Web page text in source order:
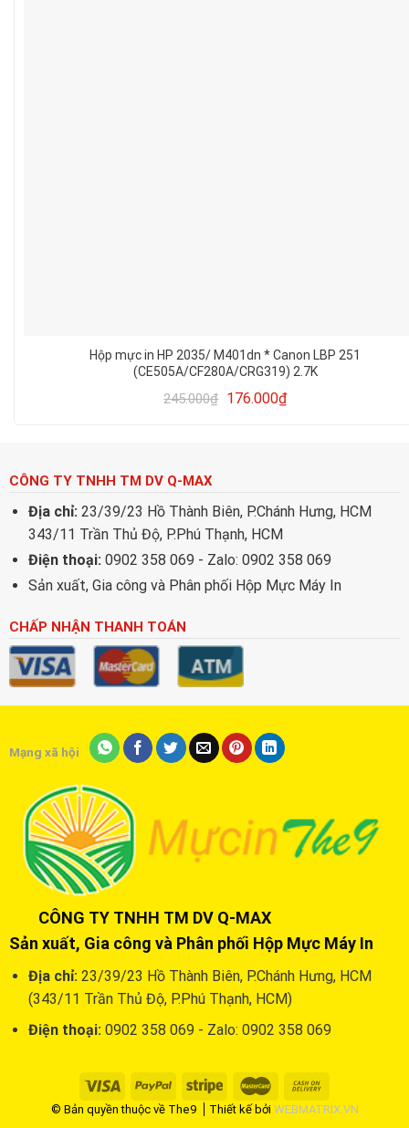
Hộp mực in HP 2035/ M401dn * Canon LBP 251
(CE505A/CF280A/CRG319) 2.7K
245.000₫ 176.000₫
CÔNG TY TNHH TM DV Q-MAX
Địa chỉ: 23/39/23 Hồ Thành Biên, P.Chánh Hưng, HCM
343/11 Trần Thủ Độ, P.Phú Thạnh, HCM
Điện thoại: 0902 358 069 - Zalo: 0902 358 069
Sản xuất, Gia công và Phân phối Hộp Mực Máy In
CHẤP NHẬN THANH TOÁN
Mạng xã hội
CÔNG TY TNHH TM DV Q-MAX
Sản xuất, Gia công và Phân phối Hộp Mực Máy In
Địa chỉ: 23/39/23 Hồ Thành Biên, P.Chánh Hưng, HCM
(343/11 Trần Thủ Độ, P.Phú Thạnh, HCM)
Điện thoại: 0902 358 069 - Zalo: 0902 358 069
© Bản quyền thuộc về The9 Thiết kế bởi WEBMATRIX.VN